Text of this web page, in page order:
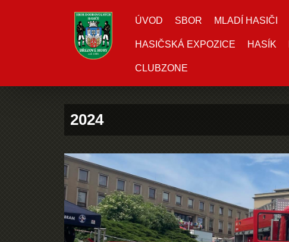
ÚVOD SBOR MLADÍ HASIČI
HASIČSKÁ EXPOZICE HASÍK
CLUBZONE
2024